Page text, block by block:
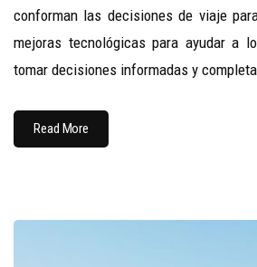
conforman las decisiones de viaje
mejoras tecnológicas para ayudar a
tomar decisiones informadas y
Read More